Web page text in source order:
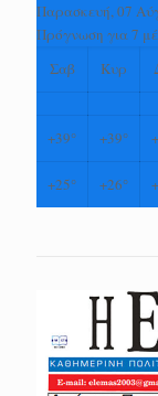
Παρασκευή, 07
Πρόγνωση για 7
Σαβ
Κυρ
+39° +39° +
+25° +26° +